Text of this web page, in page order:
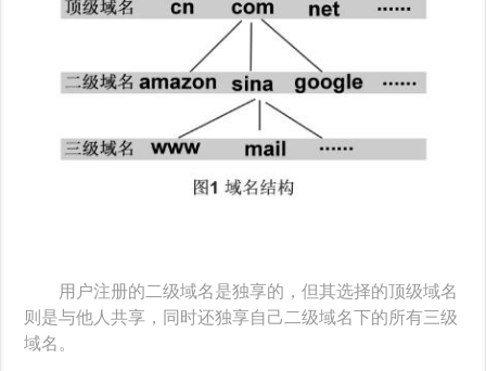
用户注册的二级域名是独享的，但其选择的顶级域名
则是与他人共享，同时还独享自己二级域名下的所有三级
域名。